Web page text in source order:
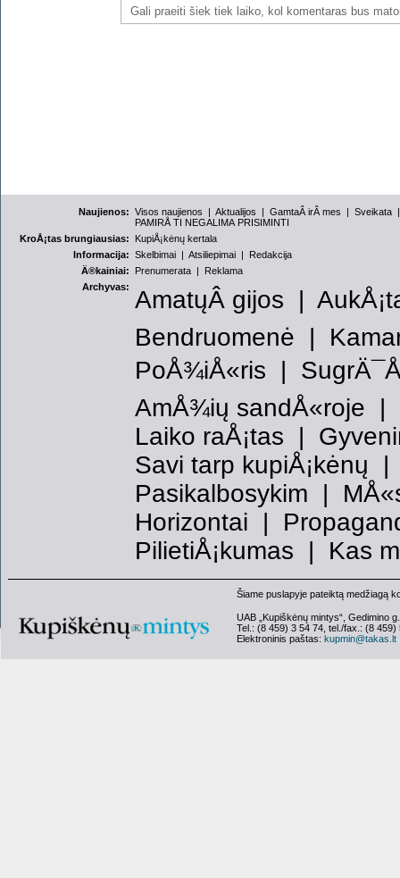
Gali praeiti šiek tiek laiko, kol komentaras bus
Naujienos: Visos naujienos |Aktualijos |GamtaÂ irÂ mes |Sveikata
PAMIRÅ TI NEGALIMA PRISIMINTI
KroÅ¡tas brungiausias:
KupiÅ¡kėnų kertala
Informacija:
Skelbimai |Atsiliepimai | Redakcija
Ä®kainiai:
Prenumerata | Reklama
Archyvas:
AmatųÂ gijos |
Bendruomenė |
PoÅ¾iÅ«ris |
AmÅ¾ių sandÅ«roje |
Laiko raÅ¡tas |
Savi tarp kupiÅ¡kėnų
Pasikalbosykim |
Horizontai |
PilietiÅ¡kumas | Kas
Šiame puslapyje pateiktą medžiagą
UAB „Kupiškėnų mintys“, Gedimino
Tel.: (8 459) 3 54 74, tel./fax.: (8 459)
Elektroninis paštas:kupmin@takas.lt